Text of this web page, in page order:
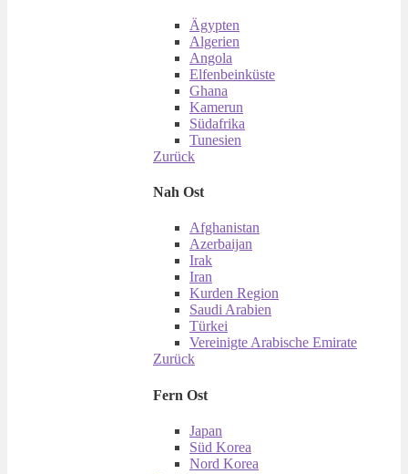
Ägypten
Algerien
Angola
Elfenbeinküste
Ghana
Kamerun
Südafrika
Tunesien
Zurück
Nah Ost
Afghanistan
Azerbaijan
Irak
Iran
Kurden Region
Saudi Arabien
Türkei
Vereinigte Arabische Emirate
Zurück
Fern Ost
Japan
Süd Korea
Nord Korea